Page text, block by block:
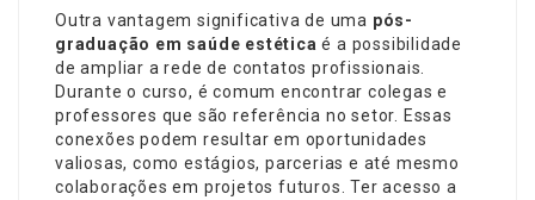
Outra vantagem significativa de uma pós-
graduação em saúde estética é a possibilidade
de ampliar a rede de contatos profissionais.
Durante o curso, é comum encontrar colegas e
professores que são referência no setor. Essas
conexões podem resultar em oportunidades
valiosas, como estágios, parcerias e até mesmo
colaborações em projetos futuros. Ter acesso a